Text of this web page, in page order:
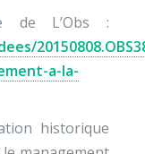
de L’Obs :
a-la-
historique